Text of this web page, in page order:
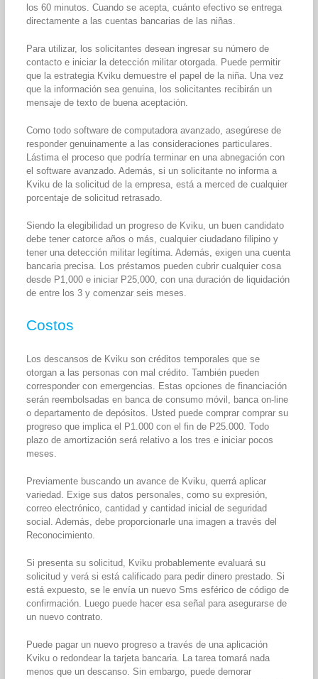
los 60 minutos. Cuando se acepta, cuánto efectivo se entrega
directamente a las cuentas bancarias de las niñas.
Para utilizar, los solicitantes desean ingresar su número de
contacto e iniciar la detección militar otorgada. Puede permitir
que la estrategia Kviku demuestre el papel de la niña. Una vez
que la información sea genuina, los solicitantes recibirán un
mensaje de texto de buena aceptación.
Como todo software de computadora avanzado, asegúrese de
responder genuinamente a las consideraciones particulares.
Lástima el proceso que podría terminar en una abnegación con
el software avanzado. Además, si un solicitante no informa a
Kviku de la solicitud de la empresa, está a merced de cualquier
porcentaje de solicitud retrasado.
Siendo la elegibilidad un progreso de Kviku, un buen candidato
debe tener catorce años o más, cualquier ciudadano filipino y
tener una detección militar legítima. Además, exigen una cuenta
bancaria precisa. Los préstamos pueden cubrir cualquier cosa
desde P1,000 e iniciar P25,000, con una duración de liquidación
de entre los 3 y comenzar seis meses.
Costos
Los descansos de Kviku son créditos temporales que se
otorgan a las personas con mal crédito. También pueden
corresponder con emergencias. Estas opciones de financiación
serán reembolsadas en banca de consumo móvil, banca on-line
o departamento de depósitos. Usted puede comprar comprar su
progreso que implica el P1.000 con el fin de P25.000. Todo
plazo de amortización será relativo a los tres e iniciar pocos
meses.
Previamente buscando un avance de Kviku, querrá aplicar
variedad. Exige sus datos personales, como su expresión,
correo electrónico, cantidad y cantidad inicial de seguridad
social. Además, debe proporcionarle una imagen a través del
Reconocimiento.
Si presenta su solicitud, Kviku probablemente evaluará su
solicitud y verá si está calificado para pedir dinero prestado. Si
está expuesto, se le envía un nuevo Sms esférico de código de
confirmación. Luego puede hacer esa señal para asegurarse de
un nuevo contrato.
Puede pagar un nuevo progreso a través de una aplicación
Kviku o redondear la tarjeta bancaria. La tarea tomará nada
menos que un descanso. Sin embargo, puede demorar